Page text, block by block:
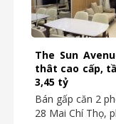
The Sun
thât cao cấp,
3,45 tỷ
Bán gấp căn 2
28 Mai Chí Thọ,